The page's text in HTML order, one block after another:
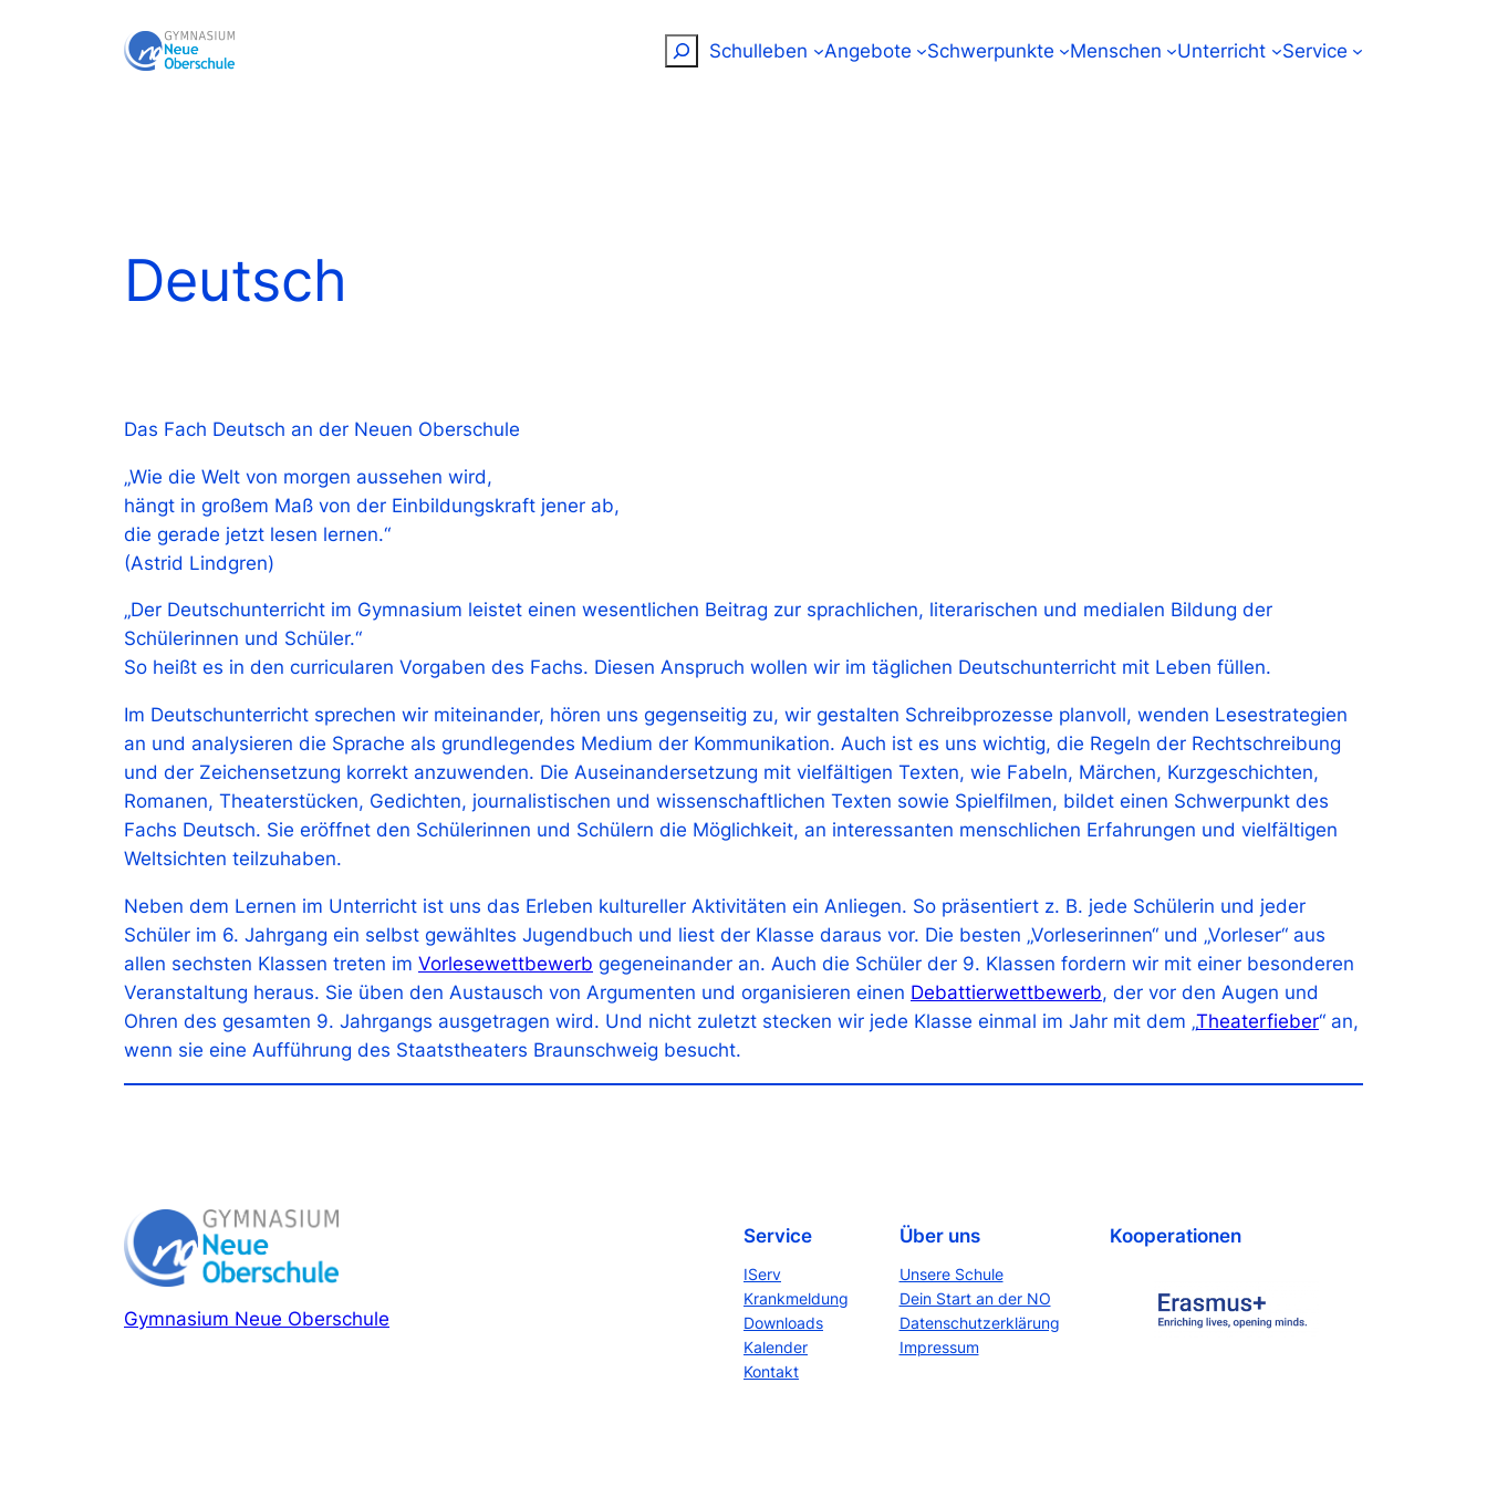
SuchenSchulleben Angebote Schwerpunkte Menschen Unterricht Service
Deutsch
Das Fach Deutsch an der Neuen Oberschule
„Wie die Welt von morgen aussehen wird,
hängt in großem Maß von der Einbildungskraft jener ab,
die gerade jetzt lesen lernen.“
(Astrid Lindgren)
„Der Deutschunterricht im Gymnasium leistet einen wesentlichen Beitrag zur sprachlichen, literarischen und medialen Bildung der
Schülerinnen und Schüler.“
So heißt es in den curricularen Vorgaben des Fachs. Diesen Anspruch wollen wir im täglichen Deutschunterricht mit Leben füllen.
Im Deutschunterricht sprechen wir miteinander, hören uns gegenseitig zu, wir gestalten Schreibprozesse planvoll, wenden Lesestrategien
an und analysieren die Sprache als grundlegendes Medium der Kommunikation. Auch ist es uns wichtig, die Regeln der Rechtschreibung
und der Zeichensetzung korrekt anzuwenden. Die Auseinandersetzung mit vielfältigen Texten, wie Fabeln, Märchen, Kurzgeschichten,
Romanen, Theaterstücken, Gedichten, journalistischen und wissenschaftlichen Texten sowie Spielfilmen, bildet einen Schwerpunkt des
Fachs Deutsch. Sie eröffnet den Schülerinnen und Schülern die Möglichkeit, an interessanten menschlichen Erfahrungen und vielfältigen
Weltsichten teilzuhaben.
Neben dem Lernen im Unterricht ist uns das Erleben kultureller Aktivitäten ein Anliegen. So präsentiert z. B. jede Schülerin und jeder
Schüler im 6. Jahrgang ein selbst gewähltes Jugendbuch und liest der Klasse daraus vor. Die besten „Vorleserinnen“ und „Vorleser“ aus
allen sechsten Klassen treten im Vorlesewettbewerb gegeneinander an. Auch die Schüler der 9. Klassen fordern wir mit einer besonderen
Veranstaltung heraus. Sie üben den Austausch von Argumenten und organisieren einen Debattierwettbewerb, der vor den Augen und
Ohren des gesamten 9. Jahrgangs ausgetragen wird. Und nicht zuletzt stecken wir jede Klasse einmal im Jahr mit dem „Theaterfieber“ an,
wenn sie eine Aufführung des Staatstheaters Braunschweig besucht.
Gymnasium Neue Oberschule
Service
IServ
Krankmeldung
Downloads
Kalender
Kontakt
Über uns
Unsere Schule
Dein Start an der NO
Datenschutzerklärung
Impressum
Kooperationen